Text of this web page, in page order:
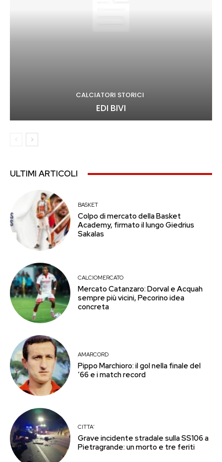
CALCIATORI STORICI
EDI BIVI
ULTIMI ARTICOLI
BASKET
Colpo di mercato della Basket
Academy, firmato il lungo Giedrius
Sakalas
CALCIOMERCATO
Mercato Catanzaro: Dorval e Acquah
sempre più vicini, Pecorino idea
concreta
AMARCORD
Pippo Marchioro: il gol nella finale del
’66 e i match record
CITTA'
Grave incidente stradale sulla SS106 a
Pietragrande: un morto e tre feriti